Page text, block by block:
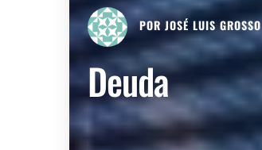
PORJOSÉ LUIS GROSSO
Deuda